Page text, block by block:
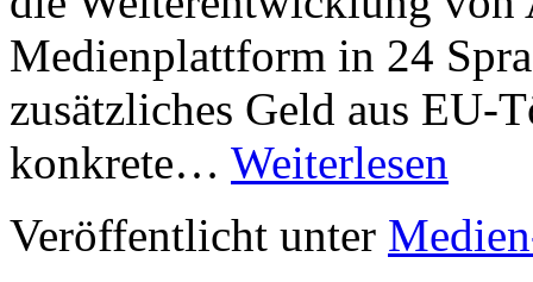
Medienplattform in 24
zusätzliches Geld aus EU-
konkrete… Weiterlesen
Veröffentlicht unter